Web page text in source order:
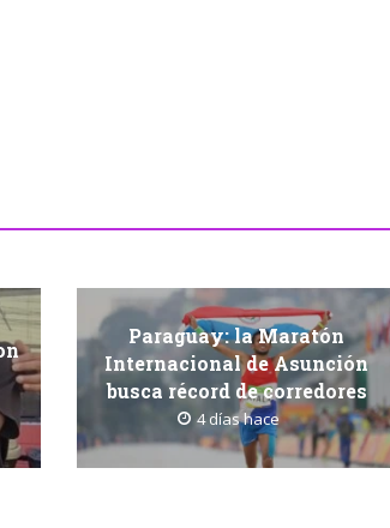
Paraguay: la Maratón
Internacional de Asunción
busca récord de corredores
4 días hace